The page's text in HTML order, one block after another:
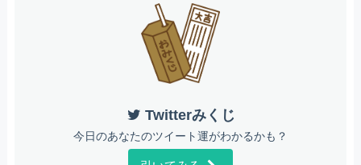
Twitterみくじ
今日のあなたのツイート運がわかるかも？